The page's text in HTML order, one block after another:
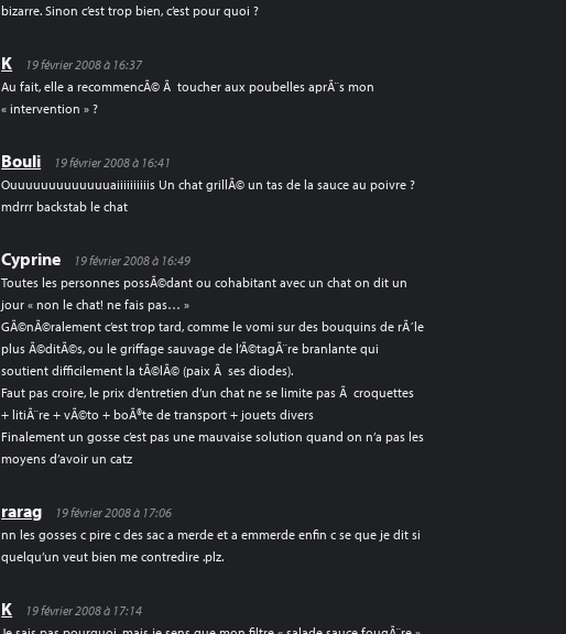
bizarre. Sinon c’est trop bien, c’est pour quoi ?
K
19 février 2008 à 16:37
Au fait, elle a recommencÃ© Ã toucher aux poubelles aprÃ¨s mon
« intervention » ?
Bouli
19 février 2008 à 16:41
Ouuuuuuuuuuuuuaiiiiiiiiiis Un chat grillÃ© un tas de la sauce au poivre ?
mdrrr backstab le chat
Cyprine
19 février 2008 à 16:49
Toutes les personnes possÃ©dant ou cohabitant avec un chat on dit un
jour « non le chat! ne fais pas… »
GÃ©nÃ©ralement c’est trop tard, comme le vomi sur des bouquins de rÃ´le
plus Ã©ditÃ©s, ou le griffage sauvage de l’Ã©tagÃ¨re branlante qui
soutient difficilement la tÃ©lÃ© (paix Ã ses diodes).
Faut pas croire, le prix d’entretien d’un chat ne se limite pas Ã croquettes
+ litiÃ¨re + vÃ©to + boÃ®te de transport + jouets divers
Finalement un gosse c’est pas une mauvaise solution quand on n’a pas les
moyens d’avoir un catz
rarag
19 février 2008 à 17:06
nn les gosses c pire c des sac a merde et a emmerde enfin c se que je dit si
quelqu’un veut bien me contredire .plz.
K
19 février 2008 à 17:14